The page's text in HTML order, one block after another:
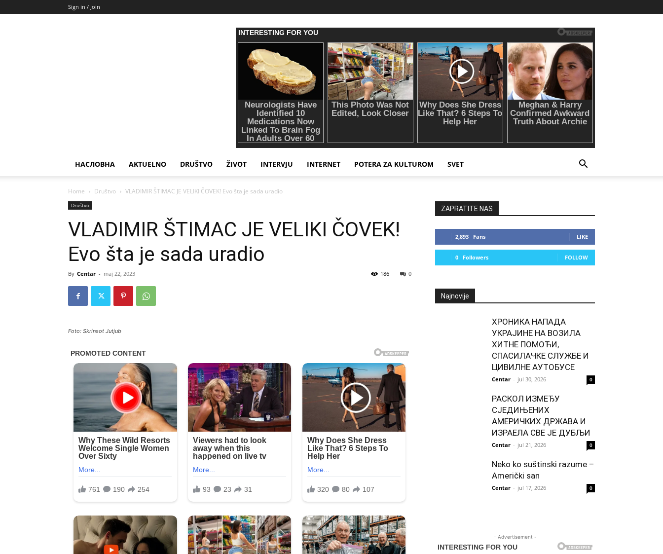
Sign in / Join
НАСЛОВНА AKTUELNO DRUŠTVO ŽIVOT INTERVJU INTERNET POTERA ZA KULTUROM SVET
Home Društvo VLADIMIR ŠTIMAC JE VELIKI ČOVEK! Evo šta je sada uradio
Društvo
VLADIMIR ŠTIMAC JE VELIKI ČOVEK!
Evo šta je sada uradio
By Centar - maj 22, 2023 0
186
Foto: Skrinsot Jutjub
ZAPRATITE NAS
2,893 Fans LIKE
0 Followers FOLLOW
Najnovije
ХРОНИКА НАПАДА
УКРАЈИНЕ НА ВОЗИЛА
ХИТНЕ ПОМОЋИ,
СПАСИЛАЧКЕ СЛУЖБЕ И
ЦИВИЛНЕ АУТОБУСЕ
Centar - jul 30, 2026 0
РАСКОЛ ИЗМЕЂУ
СЈЕДИЊЕНИХ
АМЕРИЧКИХ ДРЖАВА И
ИЗРАЕЛА СВЕ ЈЕ ДУБЉИ
Centar - jul 21, 2026 0
Neko ko suštinski razume –
Američki san
Centar - jul 17, 2026 0
- Advertisement -